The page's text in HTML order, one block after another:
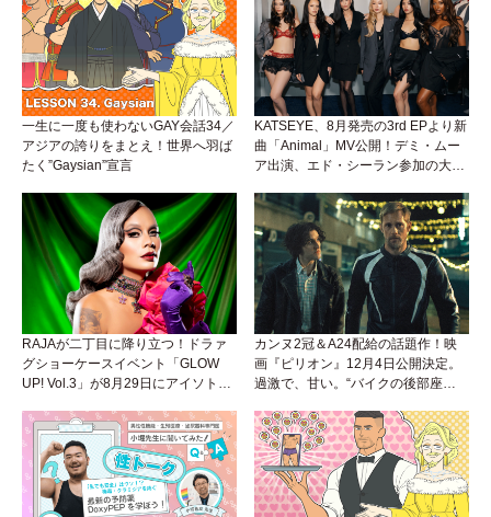
一生に一度も使わないGAY会話34／
アジアの誇りをまとえ！世界へ羽ば
たく”Gaysian”宣言
KATSEYE、8月発売の3rd EPより新
曲「Animal」MV公開！デミ・ムー
ア出演、エド・シーラン参加の大胆
RAJAが二丁目に降り立つ！ドラァ
グショーケースイベント「GLOW
UP! Vol.3」が8月29日にアイソトー
カンヌ2冠＆A24配給の話題作！映
画『ピリオン』12月4日公開決定。
過激で、甘い。“バイクの後部座